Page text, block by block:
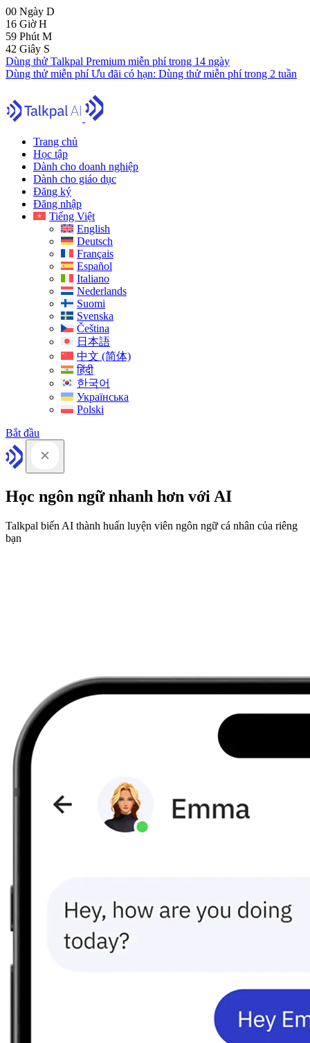
00 Ngày D
16 GiờH
59 Phút M
41 Giây S
Dùng thử Talkpal Premium miễn phí trong 14 ngày
Dùng thử miễn phíƯu đãi có hạn: Dùng thử miễn phí trong 2 tuần
Trang chủ
Học tập
Dành cho doanh nghiệp
Dành cho giáo dục
Đăng ký
Đăng nhập
Tiếng Việt
English
Deutsch
Français
Español
Italiano
Nederlands
Suomi
Svenska
Čeština
日本語
中文 (简体)
हिंदी
한국어
Українська
Polski
Bắt đầu
Học ngôn ngữ nhanh hơn với AI
Talkpal biến AI thành huấn luyện viên ngôn ngữ cá nhân của riêng
bạn